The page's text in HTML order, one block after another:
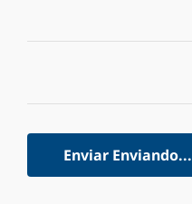
Enviar Enviando...